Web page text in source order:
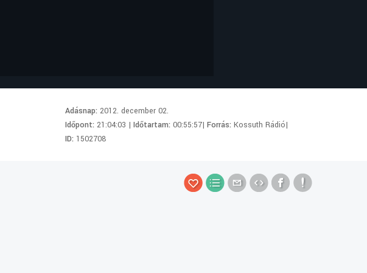
Adásnap:2012. december 02.
Időpont:21:04:03 |Időtartam:00:55:57|Forrás:Kossuth Rádió|
ID: 1502708